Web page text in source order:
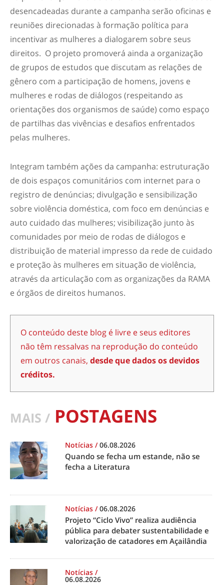
desencadeadas durante a campanha serão oficinas e
reuniões direcionadas à formação política para
incentivar as mulheres a dialogarem sobre seus
direitos. O projeto promoverá ainda a organização
de grupos de estudos que discutam as relações de
gênero com a participação de homens, jovens e
mulheres e rodas de diálogos (respeitando as
orientações dos organismos de saúde) como espaço
de partilhas das vivências e desafios enfrentados
pelas mulheres.
Integram também ações da campanha: estruturação
de dois espaços comunitários com internet para o
registro de denúncias; divulgação e sensibilização
sobre violência doméstica, com foco em denúncias e
auto cuidado das mulheres; visibilização junto às
comunidades por meio de rodas de diálogos e
distribuição de material impresso da rede de cuidado
e proteção às mulheres em situação de violência,
através da articulação com as organizações da RAMA
e órgãos de direitos humanos.
O conteúdo deste blog é livre e seus editores
não têm ressalvas na reprodução do conteúdo
em outros canais, desde que dados os devidos
créditos.
MAIS / POSTAGENS
Notícias /06.08.2026
Quando se fecha um estande, não se
fecha a Literatura
Notícias /06.08.2026
Projeto “Ciclo Vivo” realiza audiência
pública para debater sustentabilidade e
valorização de catadores em Açailândia
Notícias /
06.08.2026